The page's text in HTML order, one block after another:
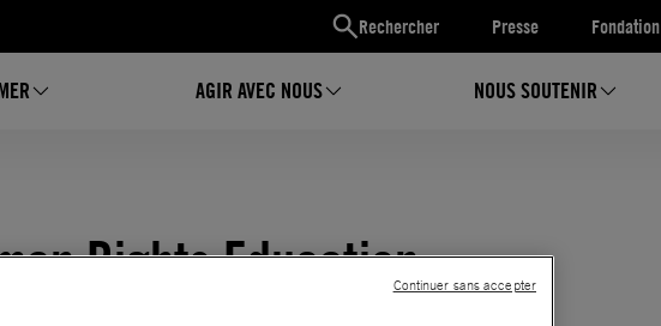
Rechercher Presse Fondation
AGIR AVEC NOUS NOUS SOUTENIR
Rights EducationContinuer sans accepter